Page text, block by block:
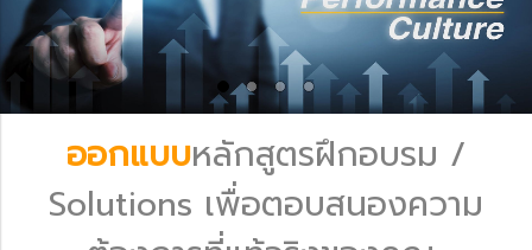
ออกแบบหลักสูตรฝึกอบรม /
Solutions เพื่อตอบสนองความ